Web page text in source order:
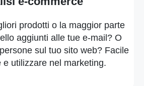
prodotti o la maggior parte
aggiunti alle tue e-mail? O
sul tuo sito web? Facile
e utilizzare nel marketing.